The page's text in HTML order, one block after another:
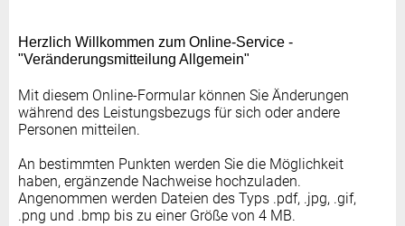
Herzlich Willkommen zum Online-Service -
"Veränderungsmitteilung Allgemein"
Mit diesem Online-Formular können Sie Änderungen
während des Leistungsbezugs für sich oder andere
Personen mitteilen.
An bestimmten Punkten werden Sie die Möglichkeit
haben, ergänzende Nachweise hochzuladen.
Angenommen werden Dateien des Typs .pdf, .jpg, .gif,
.png und .bmp bis zu einer Größe von 4 MB.